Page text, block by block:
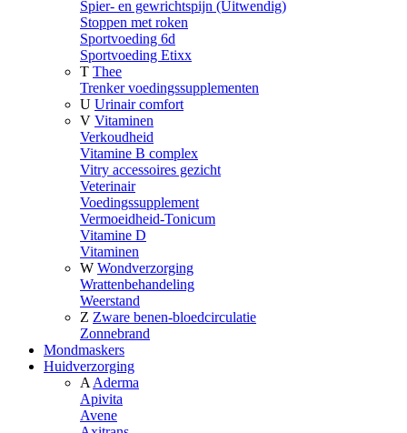
Spier- en gewrichtspijn (Uitwendig)
Stoppen met roken
Sportvoeding 6d
Sportvoeding Etixx
T Thee
Trenker voedingssupplementen
U Urinair comfort
V Vitaminen
Verkoudheid
Vitamine B complex
Vitry accessoires gezicht
Veterinair
Voedingssupplement
Vermoeidheid-Tonicum
Vitamine D
Vitaminen
W Wondverzorging
Wrattenbehandeling
Weerstand
Z Zware benen-bloedcirculatie
Zonnebrand
Mondmaskers
Huidverzorging
A Aderma
Apivita
Avene